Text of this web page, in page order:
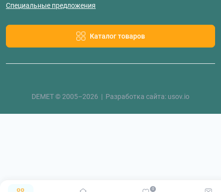
0
Специальные предложения
Каталог товаров
DEMET © 2005–2026 | Разработка сайта: usov.io